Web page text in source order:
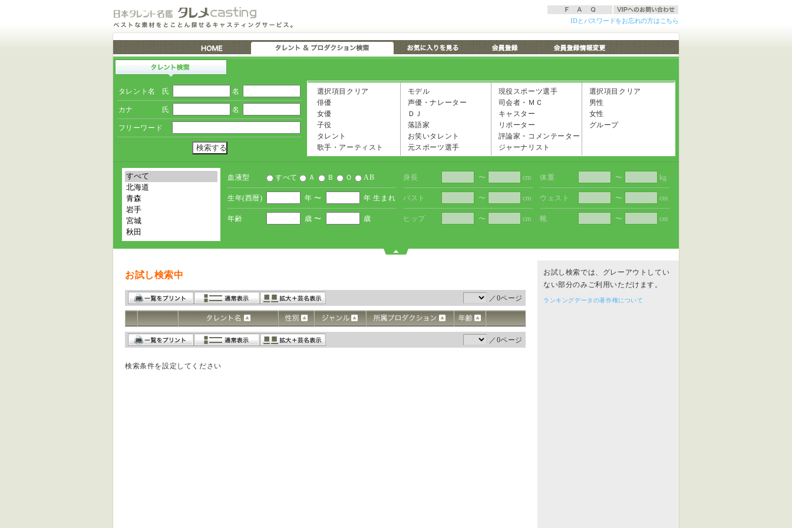
IDとパスワードをお忘れの方はこちら
タレント名 氏 名
カナ 氏 名
フリーワード
選択項目クリア
俳優
女優
子役
タレント
歌手・アーティスト
モデル
声優・ナレーター
ＤＪ
落語家
お笑いタレント
元スポーツ選手
現役スポーツ選手
司会者・ＭＣ
キャスター
リポーター
評論家・コメンテーター
ジャーナリスト
選択項目クリア
男性
女性
グループ
血液型 すべて Ａ Ｂ Ｏ AB
生年(西暦) 年 〜 年 生まれ
年齢 歳 〜 歳
身長 〜 cm
バスト 〜 cm
ヒップ 〜 cm
体重 〜 kg
ウェスト 〜 cm
靴 〜 cm
お試し検索中
／0ページ
／0ページ
検索条件を設定してください
お試し検索では、グレーアウトしてい
ない部分のみご利用いただけます。
ランキングデータの著作権について